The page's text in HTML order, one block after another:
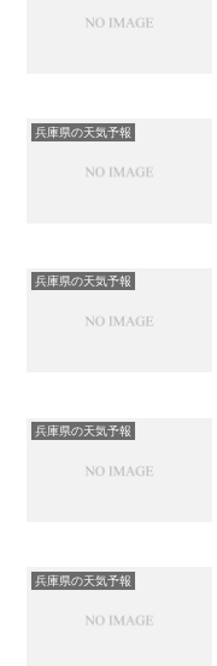
兵庫県の天気予報
兵庫県の天気予報
兵庫県の天気予報
兵庫県の天気予報